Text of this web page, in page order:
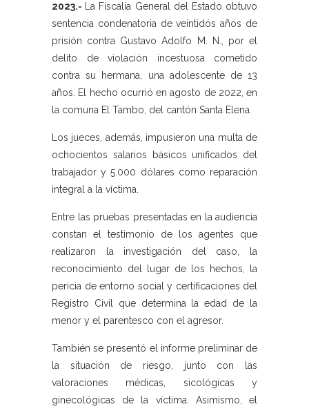
2023.- La Fiscalía General del Estado obtuvo
sentencia condenatoria de veintidós años de
prisión contra Gustavo Adolfo M. N., por el
delito de violación incestuosa cometido
contra su hermana, una adolescente de 13
años. El hecho ocurrió en agosto de 2022, en
la comuna El Tambo, del cantón Santa Elena.
Los jueces, además, impusieron una multa de
ochocientos salarios básicos unificados del
trabajador y 5.000 dólares como reparación
integral a la víctima.
Entre las pruebas presentadas en la audiencia
constan el testimonio de los agentes que
realizaron la investigación del caso, la
reconocimiento del lugar de los hechos, la
pericia de entorno social y certificaciones del
Registro Civil que determina la edad de la
menor y el parentesco con el agresor.
También se presentó el informe preliminar de
la situación de riesgo, junto con las
valoraciones médicas, sicológicas y
ginecológicas de la víctima. Asimismo, el